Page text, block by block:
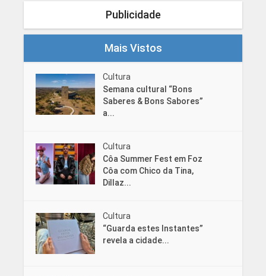
Publicidade
Mais Vistos
Cultura
Semana cultural “Bons
Saberes & Bons Sabores”
a...
Cultura
Côa Summer Fest em Foz
Côa com Chico da Tina,
Dillaz...
Cultura
“Guarda estes Instantes”
revela a cidade...